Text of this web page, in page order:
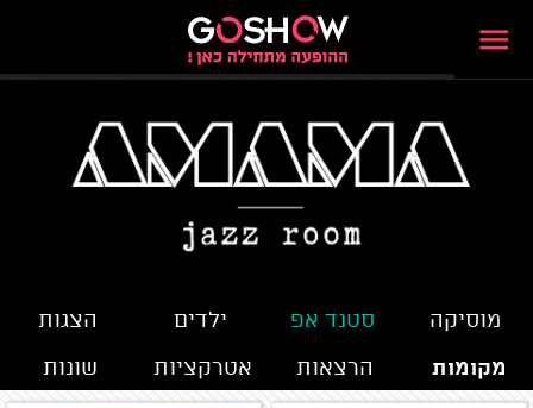
מוסיקה סטנד אפ ילדים
הצגות
הרצאות
אטרקציות שונות מקומות